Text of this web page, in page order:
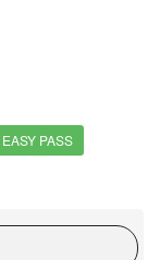
EASY PASS